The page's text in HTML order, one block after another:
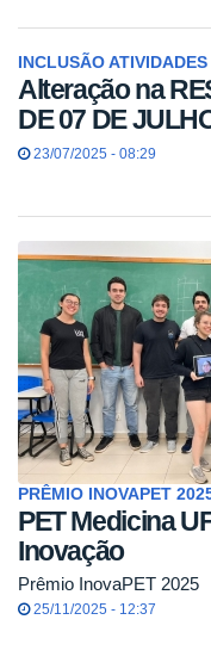
INCLUSÃO
Alteração na
DE 07 DE
23/07/2025 - 08:29
PRÊMIO INOVAPET
PET Medicina
Inovação
Prêmio InovaPET 2025
25/11/2025 - 12:37